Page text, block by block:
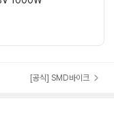
[공식] SMD바이크